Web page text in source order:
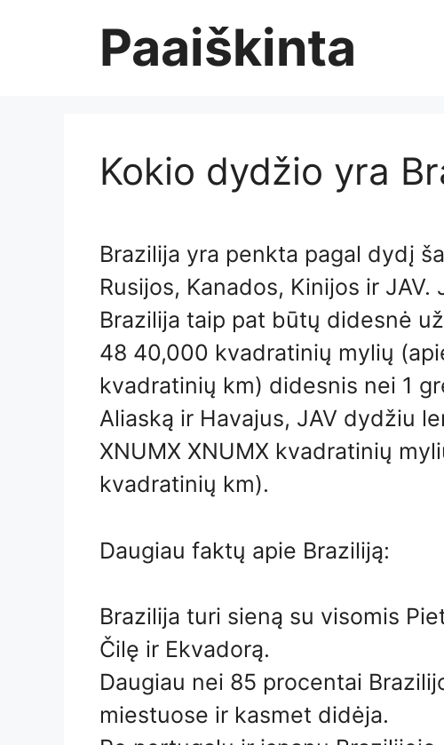
Paaiškinta
Kokio dydžio yra
Brazilija yra penkta pagal dydį
Rusijos, Kanados, Kinijos ir
Brazilija taip pat būtų didesnė
48 40,000 kvadratinių mylių
kvadratinių km) didesnis nei 1
Aliaską ir Havajus, JAV dydžiu
XNUMX XNUMX kvadratinių
kvadratinių km).
Daugiau faktų apie Braziliją:
Brazilija turi sieną su visomis
Čilę ir Ekvadorą.
Daugiau nei 85 procentai
miestuose ir kasmet didėja.